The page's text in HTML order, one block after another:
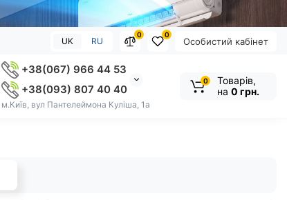
Особистий кабінет
0
0
UK RU
+38(067) 966 44 53
+38(093) 807 40 40
м.Київ, вул Пантелеймона Куліша, 1а
0
Товарів,
на 0 грн.